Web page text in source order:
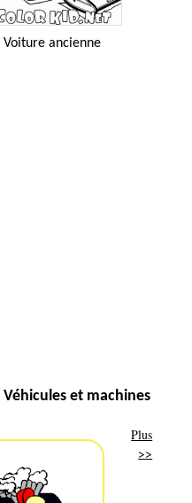
Voiture ancienne
et machines
Plus
>>